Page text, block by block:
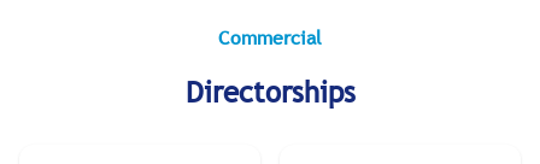
Commercial
Directorships